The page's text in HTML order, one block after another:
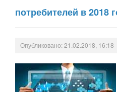
потребителей в 2018
Опубликовано: 21.02.2018, 16:18